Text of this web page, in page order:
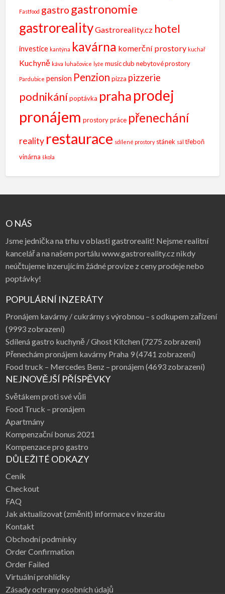
Fastfood gastro gastronomie
gastrorealityGastroreality.cz hotel
investice kantýna kavárna komerční prostory kuchař
Kuchyně káva luhačovice lyže music club nebytové prostory
Pardubice pension Penzion pizza pizzerie
podnikání poptávka praha prodej
pronájem prostory práce přenechání
reality restaurace sdílené prostory stánek sál třeboň
vinárna škola
O NÁS
Jsme jednička na trhu v oblasti gastrorealit! Nejsme realitní
kancelář a na našem portálu www.gastroreality.cz nikdy
neúčtujeme inzerujícím žádné provize z ceny prodeje nebo
poptávky!
POPULÁRNÍ INZERÁTY
Pronájem kavárny / cukrárny s výrobnou – s odkupem zařízení
(9993 zobrazení)
Sdílená gastro kuchyně / Ghost Kitchen (7275 zobrazení)
Přenechám pronájem kavárny Praha 9(4741 zobrazení)
Food truck – Mercedes Benz – pronájem (4693 zobrazení)
NEJNOVĚJŠÍ PŘÍSPĚVKY
Světákem proti své vůli
Food Truck – pronájem
Apartmány
Kompenzační bonus 2021
Kompenzace pro gastro
DŮLEŽITÉ ODKAZY
Ceník
Checkout
FAQ
Jak aktualizovat (změnit) informace v inzerátu
Kontakt
Obchodní podmínky
Order Confirmation
Order Failed
Virtuální prohlídky
Zásady ochrany osobních údajů